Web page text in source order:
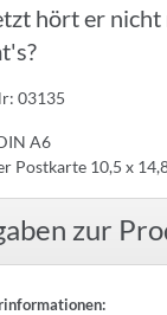
hört er
03135
A6
Postkarte 10,5 x
zur